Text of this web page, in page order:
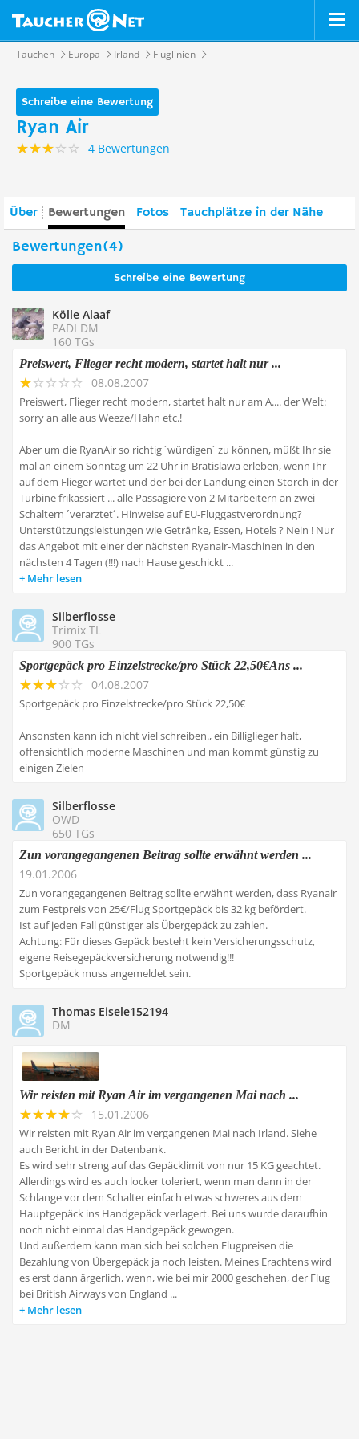
Tauchen Europa Irland Fluglinien
Schreibe eine Bewertung
Ryan Air
4 Bewertungen
Über Bewertungen Fotos Tauchplätze in der Nähe
Bewertungen(4)
Schreibe eine Bewertung
Kölle Alaaf
PADI DM
160 TGs
Preiswert, Flieger recht modern, startet halt nur ...
08.08.2007
Preiswert, Flieger recht modern, startet halt nur am A.... der Welt:
sorry an alle aus Weeze/Hahn etc.!
Aber um die RyanAir so richtig ´würdigen´ zu können, müßt Ihr sie
mal an einem Sonntag um 22 Uhr in Bratislawa erleben, wenn Ihr
auf dem Flieger wartet und der bei der Landung einen Storch in der
Turbine frikassiert ... alle Passagiere von 2 Mitarbeitern an zwei
Schaltern ´verarztet´. Hinweise auf EU-Fluggastverordnung?
Unterstützungsleistungen wie Getränke, Essen, Hotels ? Nein ! Nur
das Angebot mit einer der nächsten Ryanair-Maschinen in den
nächsten 4 Tagen (!!!) nach Hause geschickt ...
Mehr lesen
Silberflosse
Trimix TL
900 TGs
Sportgepäck pro Einzelstrecke/pro Stück 22,50€Ans ...
04.08.2007
Sportgepäck pro Einzelstrecke/pro Stück 22,50€
Ansonsten kann ich nicht viel schreiben., ein Billiglieger halt,
offensichtlich moderne Maschinen und man kommt günstig zu
einigen Zielen
Silberflosse
OWD
650 TGs
Zun vorangegangenen Beitrag sollte erwähnt werden ...
19.01.2006
Zun vorangegangenen Beitrag sollte erwähnt werden, dass Ryanair
zum Festpreis von 25€/Flug Sportgepäck bis 32 kg befördert.
Ist auf jeden Fall günstiger als Übergepäck zu zahlen.
Achtung: Für dieses Gepäck besteht kein Versicherungsschutz,
eigene Reisegepäckversicherung notwendig!!!
Sportgepäck muss angemeldet sein.
Thomas Eisele152194
DM
Wir reisten mit Ryan Air im vergangenen Mai nach ...
15.01.2006
Wir reisten mit Ryan Air im vergangenen Mai nach Irland. Siehe
auch Bericht in der Datenbank.
Es wird sehr streng auf das Gepäcklimit von nur 15 KG geachtet.
Allerdings wird es auch locker toleriert, wenn man dann in der
Schlange vor dem Schalter einfach etwas schweres aus dem
Hauptgepäck ins Handgepäck verlagert. Bei uns wurde daraufhin
noch nicht einmal das Handgepäck gewogen.
Und außerdem kann man sich bei solchen Flugpreisen die
Bezahlung von Übergepäck ja noch leisten. Meines Erachtens wird
es erst dann ärgerlich, wenn, wie bei mir 2000 geschehen, der Flug
bei British Airways von England ...
Mehr lesen